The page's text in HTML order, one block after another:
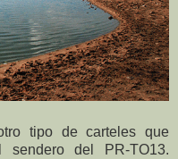
tipo de carteles que
sendero del PR-TO13.